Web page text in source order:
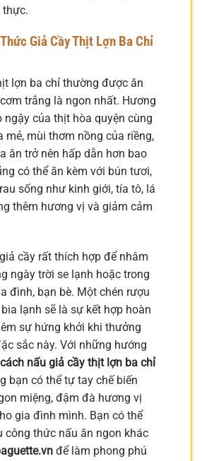
thực.
Giả Cầy Thịt Lợn Ba Chỉ
lợn ba chỉ thường được ăn
trắng là ngon nhất. Hương
ngậy của thịt hòa quyện cùng
mẻ, mùi thơm nồng của riềng,
ăn trở nên hấp dẫn hơn bao
có thể ăn kèm với bún tươi,
sống như kinh giới, tía tô, lá
thêm hương vị và giảm cảm
cầy rất thích hợp để nhâm
ngày trời se lạnh hoặc trong
đình, bạn bè. Một chén rượu
lạnh sẽ là sự kết hợp hoàn
sự hứng khởi khi thưởng
sắc này. Với những hướng
cách nấu giả cầy thịt lợn ba chỉ
bạn có thể tự tay chế biến
miệng, đậm đà hương vị
gia đình mình. Bạn có thể
công thức nấu ăn ngon khác
để làm phong phú